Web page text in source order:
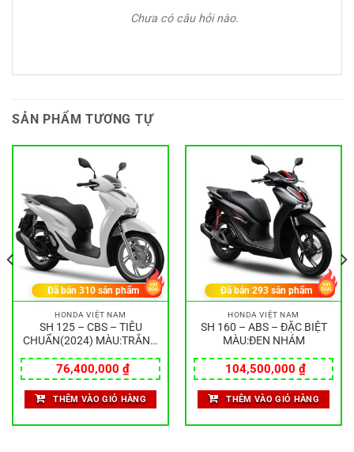
Chưa có câu hỏi nào.
SẢN PHẨM TƯƠNG TỰ
HONDA VIỆT NAM
SH 125 – CBS – TIÊU
CHUẨN(2024) MÀU:TRẮNG
76,400,000 ₫
Đã bán310 sản phẩm
THÊM VÀO GIỎ HÀNG
HONDA VIỆT NAM
SH 160 – ABS – ĐẶC BIỆT
MÀU:ĐEN NHÁM
104,500,000 ₫
Đã bán293 sản phẩm
THÊM VÀO GIỎ HÀNG